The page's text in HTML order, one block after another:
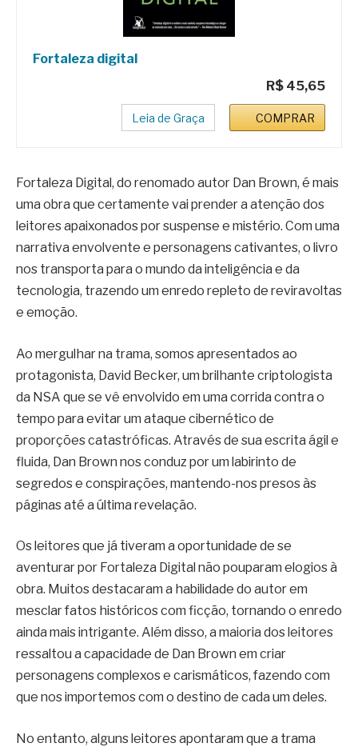
Fortaleza digital
R$ 45,65
Leia de Graça COMPRAR
Fortaleza Digital, do renomado autor Dan Brown, é mais
uma obra que certamente vai prender a atenção dos
leitores apaixonados por suspense e mistério. Com uma
narrativa envolvente e personagens cativantes, o livro
nos transporta para o mundo da inteligência e da
tecnologia, trazendo um enredo repleto de reviravoltas
e emoção.
Ao mergulhar na trama, somos apresentados ao
protagonista, David Becker, um brilhante criptologista
da NSA que se vê envolvido em uma corrida contra o
tempo para evitar um ataque cibernético de
proporções catastróficas. Através de sua escrita ágil e
fluida, Dan Brown nos conduz por um labirinto de
segredos e conspirações, mantendo-nos presos às
páginas até a última revelação.
Os leitores que já tiveram a oportunidade de se
aventurar por Fortaleza Digital não pouparam elogios à
obra. Muitos destacaram a habilidade do autor em
mesclar fatos históricos com ficção, tornando o enredo
ainda mais intrigante. Além disso, a maioria dos leitores
ressaltou a capacidade de Dan Brown em criar
personagens complexos e carismáticos, fazendo com
que nos importemos com o destino de cada um deles.
No entanto, alguns leitores apontaram que a trama